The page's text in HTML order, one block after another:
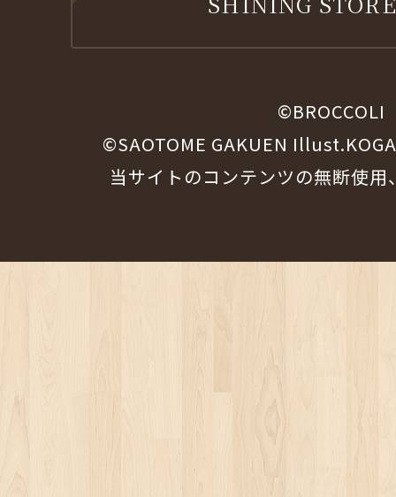
©BROCCOLI
©SAOTOME GAKUEN
当サイトのコンテンツの無断使用